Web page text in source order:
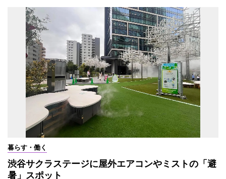
暮らす・働く
渋谷サクラステージに屋外エアコンやミストの「避
暑」スポット